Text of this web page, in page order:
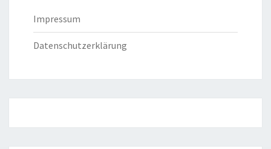
Impressum
Datenschutzerklärung